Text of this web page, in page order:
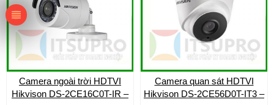
Camera ngoài trời HDTVI
Hikvison DS-2CE16C0T-IR –
Camera quan sát HDTVI
Hikvison DS-2CE56D0T-IT3 –